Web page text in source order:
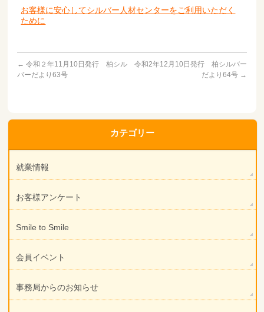
お客様に安心してシルバー人材センターをご利用いただく
ために
← 令和２年11月10日発行 柏シル
バーだより63号
令和2年12月10日発行 柏シルバー
だより64号 →
カテゴリー
就業情報
お客様アンケート
Smile to Smile
会員イベント
事務局からのお知らせ